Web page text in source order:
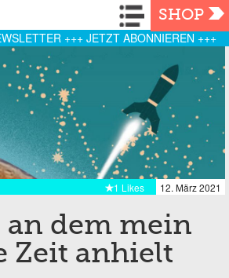
Navigation
SHOP
+++ JETZT ABONNIEREN +++
12. März 2021
1 Likes
an dem mein
Zeit anhielt